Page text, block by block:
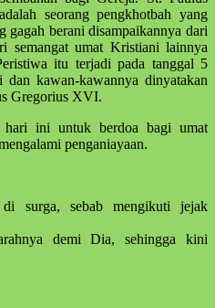
seorang pengkhotbah yang
berani disampaikannya dari
semangat umat Kristiani lainnya
itu terjadi pada tanggal 5
kawan-kawannya dinyatakan
Gregorius XVI.
ini untuk berdoa bagi umat
penganiayaan.
surga, sebab mengikuti jejak
demi Dia, sehingga kini